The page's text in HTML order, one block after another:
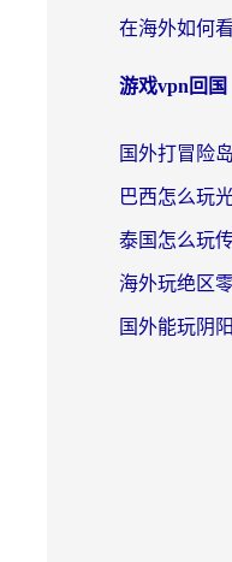
游戏vpn回国